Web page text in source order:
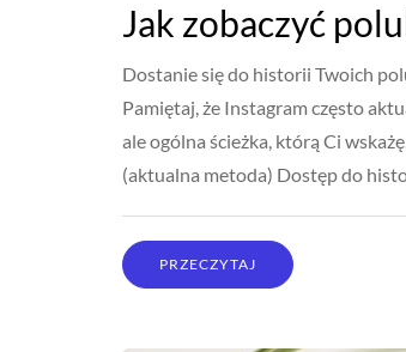
Jak zobaczyć
Dostanie się do historii Twoich
Pamiętaj, że Instagram często
ale ogólna ścieżka, którą Ci
(aktualna metoda) Dostęp do
PRZECZYTAJ